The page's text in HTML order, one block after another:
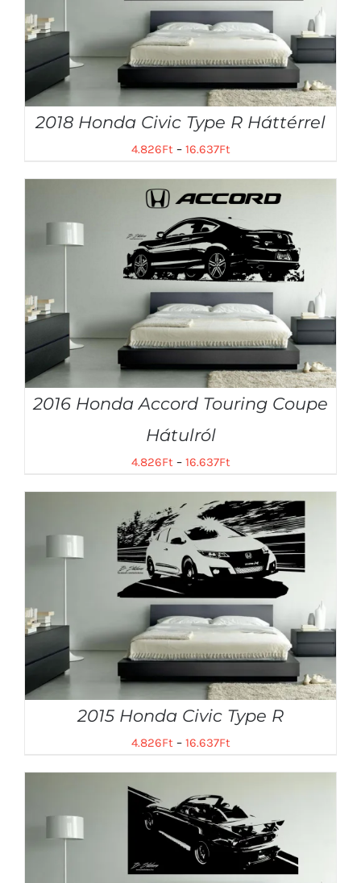
2018 Honda Civic Type R Háttérrel
4.826Ft– 16.637Ft
2016 Honda Accord Touring Coupe
Hátulról
4.826Ft– 16.637Ft
2015 Honda Civic Type R
4.826Ft– 16.637Ft